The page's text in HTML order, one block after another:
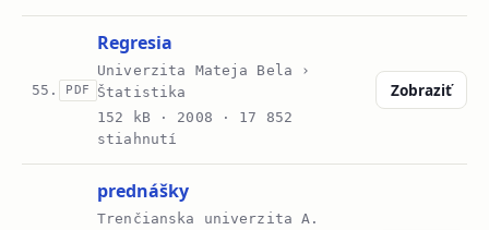
55. PDF
Regresia
Univerzita Mateja Bela ›
Štatistika
152 kB · 2008 · 17 852
stiahnutí
Zobraziť
prednášky
Trenčianska univerzita A.